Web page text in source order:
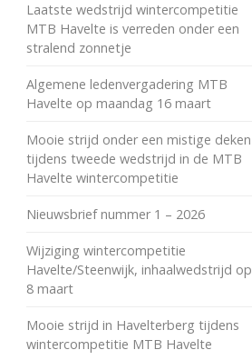
Laatste wedstrijd wintercompetitie
MTB Havelte is verreden onder een
stralend zonnetje
Algemene ledenvergadering MTB
Havelte op maandag 16 maart
Mooie strijd onder een mistige deken
tijdens tweede wedstrijd in de MTB
Havelte wintercompetitie
Nieuwsbrief nummer 1 – 2026
Wijziging wintercompetitie
Havelte/Steenwijk, inhaalwedstrijd op
8 maart
Mooie strijd in Havelterberg tijdens
wintercompetitie MTB Havelte